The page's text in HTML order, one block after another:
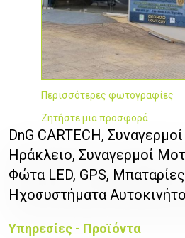
Περισσότερες φωτογραφίες
Ζητήστε μια προσφορά
DnG CARTECH,
Ηράκλειο, Συναγερμοί
Φώτα LED, GPS,
Ηχοσυστήματα
Υπηρεσίες - Προϊόντα